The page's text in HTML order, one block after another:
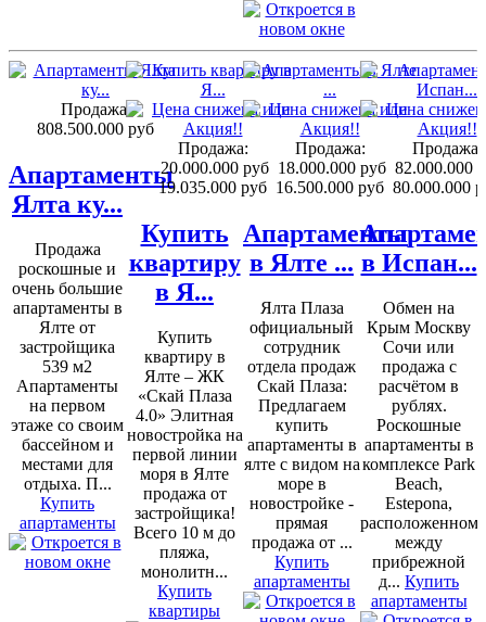
Продажа:
808.500.000 руб
Апартаменты
Ялта ку...
Продажа
роскошные и
очень большие
апартаменты в
Ялте от
застройщика
539 м2
Апартаменты
на первом
этаже со своим
бассейном и
местами для
отдыха. П...
Купить
апартаменты
Продажа:
20.000.000 руб
19.035.000 руб
Купить
квартиру
в Я...
Купить
квартиру в
Ялте – ЖК
«Скай Плаза
4.0» Элитная
новостройка на
первой линии
моря в Ялте
продажа от
застройщика!
Всего 10 м до
пляжа,
монолитн...
Купить
квартиры
Продажа:
18.000.000 руб
16.500.000 руб
Апартаменты
в Ялте ...
Ялта Плаза
официальный
сотрудник
отдела продаж
Скай Плаза:
Предлагаем
купить
апартаменты в
ялте с видом на
море в
новостройке -
прямая
продажа от ...
Купить
апартаменты
Продажа:
82.000.000
80.000.000
в Испан...
Обмен на
Крым Москву
Сочи или
продажа с
расчётом в
рублях.
Роскошные
апартаменты в
комплексе Park
Beach,
Estepona,
расположенном
между
прибрежной
д... Купить
апартаменты